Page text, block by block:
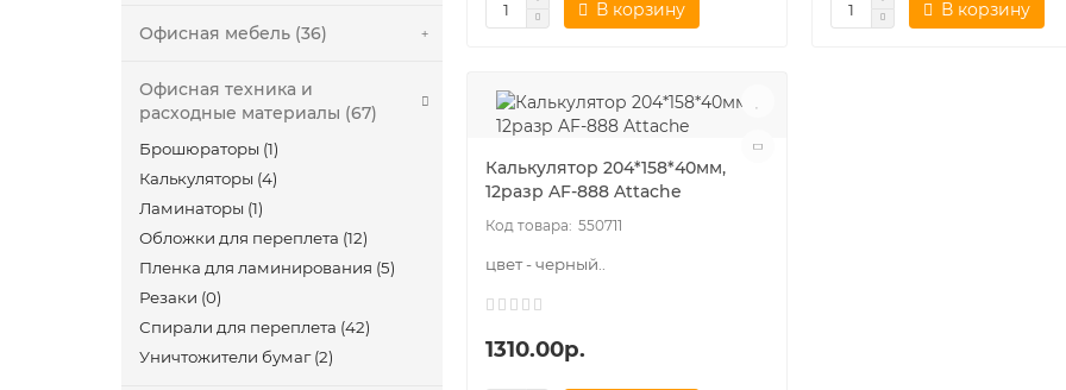
Офисная мебель (36)
Офисная техника и
расходные материалы (67)
Брошюраторы (1)
Калькуляторы (4)
Ламинаторы (1)
Обложки для переплета (12)
Пленка для ламинирования (5)
Резаки (0)
Спирали для переплета (42)
Уничтожители бумаг (2)
В корзину В корзину
Калькулятор 204*158*40мм,
12разр AF-888 Attache
550711
цвет - черный..
1310.00р.